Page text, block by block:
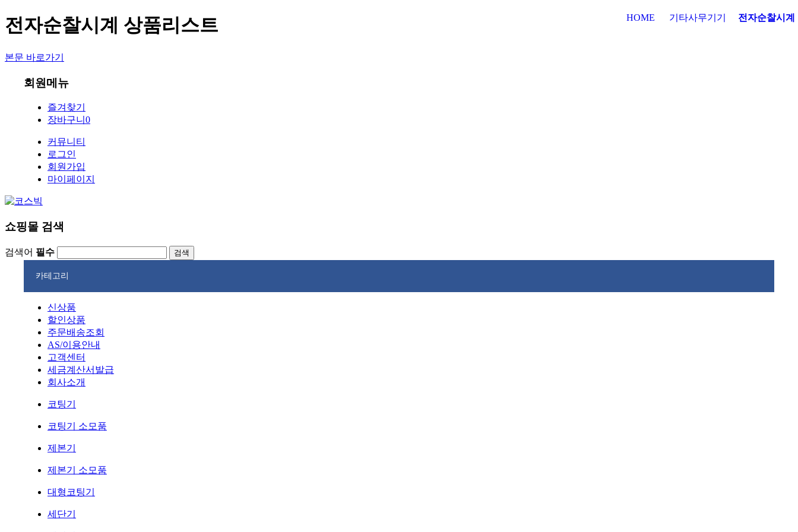
전자순찰시계 상품리스트
본문 바로가기
회원메뉴
즐겨찾기
장바구니 0
커뮤니티
로그인
회원가입
마이페이지
쇼핑몰 검색
검색어 필수 검색
카테고리
신상품
할인상품
주문배송조회
AS/이용안내
고객센터
세금계산서발급
회사소개
코팅기
코팅기 소모품
제본기
제본기 소모품
대형코팅기
세단기
HOME 기타사무기기 전자순찰시계